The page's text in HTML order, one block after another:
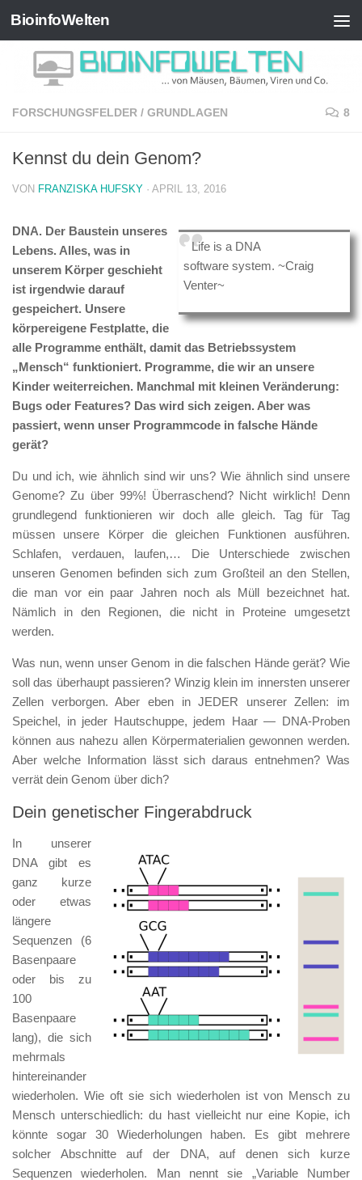
Zum Inhalt springen
BioinfoWelten
FORSCHUNGSFELDER / GRUNDLAGEN 8
Kennst du dein Genom?
VON FRANZISKA HUFSKY · APRIL 13, 2016
Life is a DNA
software system. ~Craig
Venter~
DNA. Der Baustein unseres
Lebens. Alles, was in
unserem Körper geschieht
ist irgendwie darauf
gespeichert. Unsere
körpereigene Festplatte, die
alle Programme enthält, damit das Betriebssystem
„Mensch“ funktioniert. Programme, die wir an unsere
Kinder weiterreichen. Manchmal mit kleinen Veränderung:
Bugs oder Features? Das wird sich zeigen. Aber was
passiert, wenn unser Programmcode in falsche Hände
gerät?
Du und ich, wie ähnlich sind wir uns? Wie ähnlich sind unsere
Genome? Zu über 99%! Überraschend? Nicht wirklich! Denn
grundlegend funktionieren wir doch alle gleich. Tag für Tag
müssen unsere Körper die gleichen Funktionen ausführen.
Schlafen, verdauen, laufen,… Die Unterschiede zwischen
unseren Genomen befinden sich zum Großteil an den Stellen,
die man vor ein paar Jahren noch als Müll bezeichnet hat.
Nämlich in den Regionen, die nicht in Proteine umgesetzt
werden.
Was nun, wenn unser Genom in die falschen Hände gerät? Wie
soll das überhaupt passieren? Winzig klein im innersten unserer
Zellen verborgen. Aber eben in JEDER unserer Zellen: im
Speichel, in jeder Hautschuppe, jedem Haar — DNA-Proben
können aus nahezu allen Körpermaterialien gewonnen werden.
Aber welche Information lässt sich daraus entnehmen? Was
verrät dein Genom über dich?
Dein genetischer Fingerabdruck
In unserer
DNA gibt es
ganz kurze
oder etwas
längere
Sequenzen (6
Basenpaare
oder bis zu
100
Basenpaare
lang), die sich
mehrmals
hintereinander
wiederholen. Wie oft sie sich wiederholen ist von Mensch zu
Mensch unterschiedlich: du hast vielleicht nur eine Kopie, ich
könnte sogar 30 Wiederholungen haben. Es gibt mehrere
solcher Abschnitte auf der DNA, auf denen sich kurze
Sequenzen wiederholen. Man nennt sie „Variable Number